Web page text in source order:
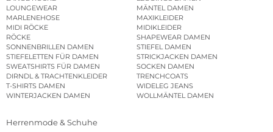
LOUNGEWEAR
MÄNTEL DAMEN
MARLENEHOSE
MAXIKLEIDER
MIDI RÖCKE
MIDIKLEIDER
RÖCKE
SHAPEWEAR DAMEN
SONNENBRILLEN DAMEN
STIEFEL DAMEN
STIEFELETTEN FÜR DAMEN
STRICKJACKEN DAMEN
SWEATSHIRTS FÜR DAMEN
SOCKEN DAMEN
DIRNDL & TRACHTENKLEIDER
TRENCHCOATS
T-SHIRTS DAMEN
WIDELEG JEANS
WINTERJACKEN DAMEN
WOLLMÄNTEL DAMEN
Herrenmode & Schuhe